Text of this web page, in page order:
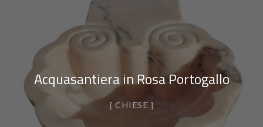
Acquasantiera in Rosa Portogallo
CHIESE